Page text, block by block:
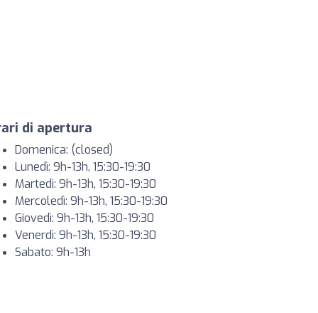
di apertura
Domenica: (closed)
Lunedì: 9h-13h, 15:30-19:30
Martedì: 9h-13h, 15:30-19:30
Mercoledì: 9h-13h, 15:30-19:30
Giovedì: 9h-13h, 15:30-19:30
Venerdì: 9h-13h, 15:30-19:30
Sabato: 9h-13h